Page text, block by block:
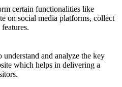
certain functionalities like
on social media platforms, collect
understand and analyze the key
which helps in delivering a